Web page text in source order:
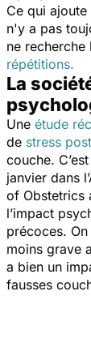
Ce qui
n'y a pas
ne recherche
répétitions.
La
Une étude
de stress
couche.
janvier dans
of Obstetrics
l’impact
précoces.
moins grave
a bien un
fausses